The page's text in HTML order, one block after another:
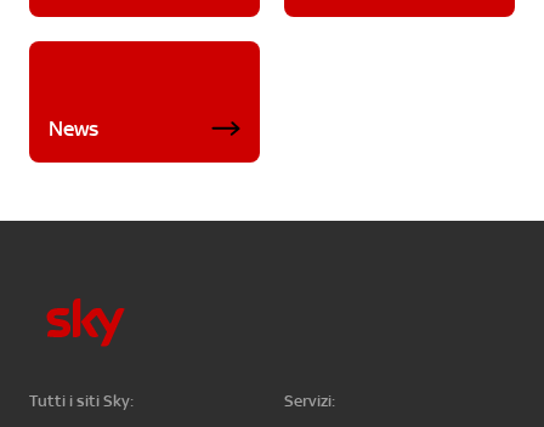
News
Tutti i siti Sky:
Servizi: